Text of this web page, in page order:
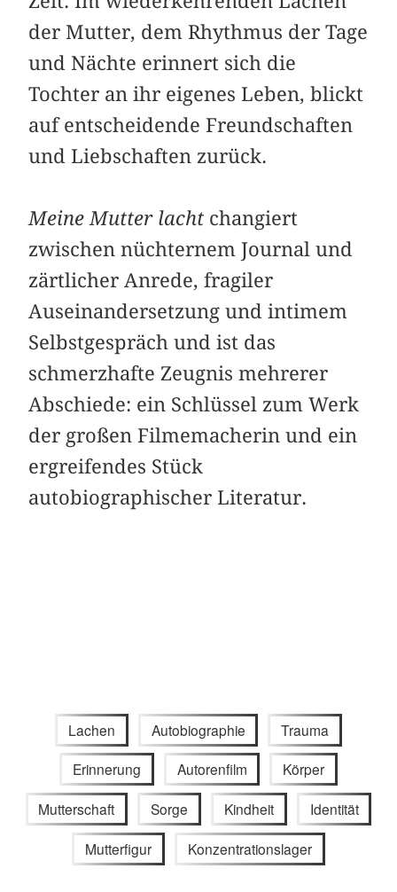
der Mutter, dem Rhythmus der Tage
und Nächte erinnert sich die
Tochter an ihr eigenes Leben, blickt
auf entscheidende Freundschaften
und Liebschaften zurück.
Meine Mutter lacht changiert
zwischen nüchternem Journal und
zärtlicher Anrede, fragiler
Auseinandersetzung und intimem
Selbstgespräch und ist das
schmerzhafte Zeugnis mehrerer
Abschiede: ein Schlüssel zum Werk
der großen Filmemacherin und ein
ergreifendes Stück
autobiographischer Literatur.
Lachen Autobiographie Trauma
Erinnerung Autorenfilm Körper
Mutterschaft Sorge Kindheit Identität
Mutterfigur Konzentrationslager